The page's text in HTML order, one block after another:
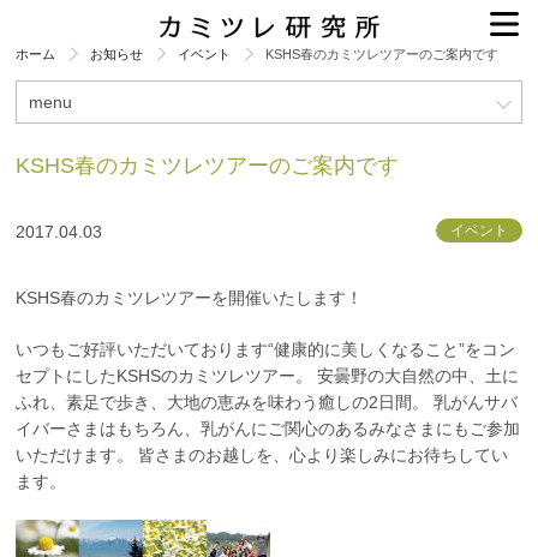
ホーム お知らせ イベント KSHS春のカミツレツアーのご案内です
menu
KSHS春のカミツレツアーのご案内です
2017.04.03 イベント
KSHS春のカミツレツアーを開催いたします！
いつもご好評いただいております“健康的に美しくなること”をコン
セプトにしたKSHSのカミツレツアー。 安曇野の大自然の中、土に
ふれ、素足で歩き、大地の恵みを味わう癒しの2日間。 乳がんサバ
イバーさまはもちろん、乳がんにご関心のあるみなさまにもご参加
いただけます。 皆さまのお越しを、心より楽しみにお待ちしてい
ます。